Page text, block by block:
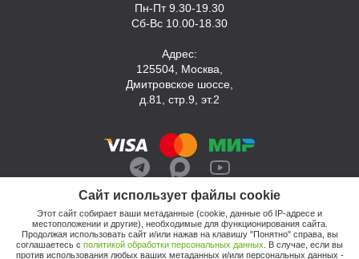
Сайт использует файлы cookie
Этот сайт собирает ваши метаданные (cookie, данные об IP-адресе и
местоположении и другие), необходимые для функционирования сайта.
Продолжая использовать сайт и/или нажав на клавишу "Понятно" справа, вы
соглашаетесь с политикой обработки персональных данных . В случае, если вы
против использования любых ваших метаданных и/или персональных данных -
Пн-Пт 9.30-19.30
Сб-Вс 10.00-18.30
Адрес:
125504, Москва,
Дмитровское шоссе,
д.81, стр.9, эт.2